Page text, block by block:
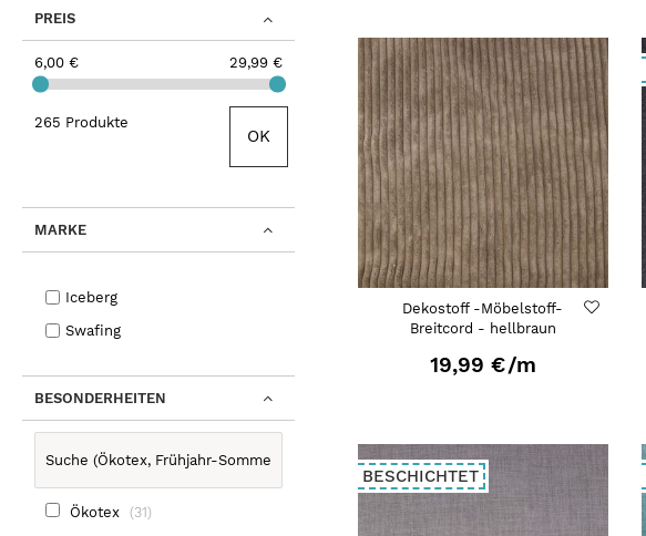
Dekostoff -Möbelstoff-
Breitcord - hellbraun
19,99 €/m
BESCHICHTET
PREIS
6,00 € 29,99 €
265 Produkte
OK
MARKE
Iceberg
Swafing
BESONDERHEITEN
Ökotex 31